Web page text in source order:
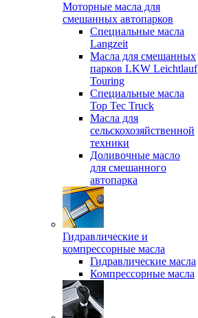
Моторные масла для
смешанных автопарков
Специальные масла
Langzeit
Масла для смешанных
парков LKW Leichtlauf
Touring
Специальные масла
Top Tec Truck
Масла для
сельскохозяйственной
техники
Доливочные масло
для смешанного
автопарка
Гидравлические и
компрессорные масла
Гидравлические масла
Компрессорные масла